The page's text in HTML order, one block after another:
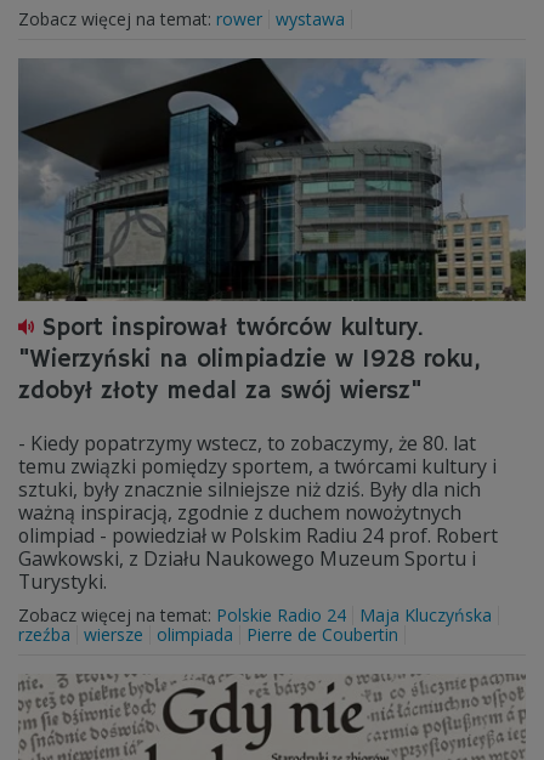
Zobacz więcej na temat: rower wystawa
Sport inspirował twórców kultury.
"Wierzyński na olimpiadzie w 1928 roku,
zdobył złoty medal za swój wiersz"
- Kiedy popatrzymy wstecz, to zobaczymy, że 80. lat
temu związki pomiędzy sportem, a twórcami kultury i
sztuki, były znacznie silniejsze niż dziś. Były dla nich
ważną inspiracją, zgodnie z duchem nowożytnych
olimpiad - powiedział w Polskim Radiu 24 prof. Robert
Gawkowski, z Działu Naukowego Muzeum Sportu i
Turystyki.
Zobacz więcej na temat: Polskie Radio 24
Maja Kluczyńska
rzeźba
wiersze olimpiada Pierre de Coubertin